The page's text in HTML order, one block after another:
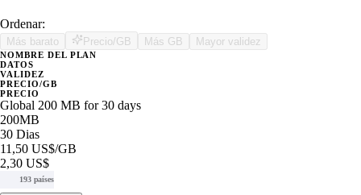
Ordenar:
Más barato Precio/GB Más GB Mayor validez
NOMBRE DEL PLAN
DATOS
VALIDEZ
PRECIO/GB
PRECIO
Global 200 MB for 30 days
200MB
30 Dias
11,50 US$/GB
2,30 US$
193 países